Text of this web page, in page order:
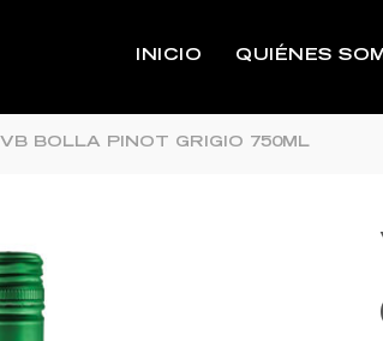
INICIO QUIÉNES
VB BOLLA PINOT GRIGIO 750ML